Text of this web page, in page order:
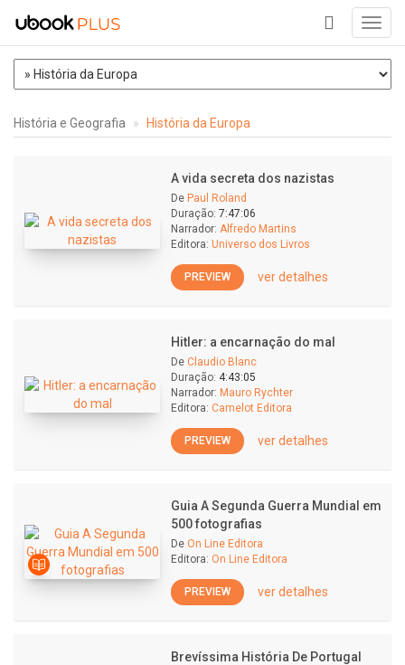
+
História e Geografia História da Europa
A vida secreta dos nazistas
De Paul Roland
Duração: 7:47:06
Narrador: Alfredo Martins
Editora: Universo dos Livros
PREVIEW ver detalhes
Hitler: a encarnação do mal
De Claudio Blanc
Duração: 4:43:05
Narrador: Mauro Rychter
Editora: Camelot Editora
PREVIEW ver detalhes
Guia A Segunda Guerra Mundial em
500 fotografias
De On Line Editora
Editora: On Line Editora
PREVIEW ver detalhes
Brevíssima História De Portugal